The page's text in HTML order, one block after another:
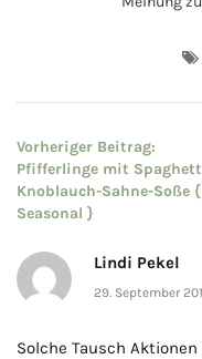
Vorheriger Beitrag:
Pfifferlinge mit
Knoblauch-Sahne-Soße
Seasonal }
Lindi Pekel
29. September
Solche Tausch